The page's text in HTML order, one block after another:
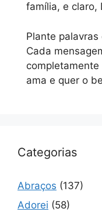
família, e claro,
Plante
Cada
ama e quer o
Categorias
Abraços (137)
Adorei (58)